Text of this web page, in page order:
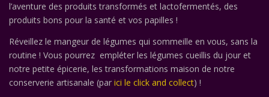
l’aventure des produits transformés et lactofermentés, des
produits bons pour la santé et vos papilles !
Réveillez le mangeur de légumes qui sommeille en vous, sans la
routine ! Vous pourrez empléter les légumes cueillis du jour et
notre petite épicerie, les transformations maison de notre
conserverie artisanale (par ici le click and collect) !